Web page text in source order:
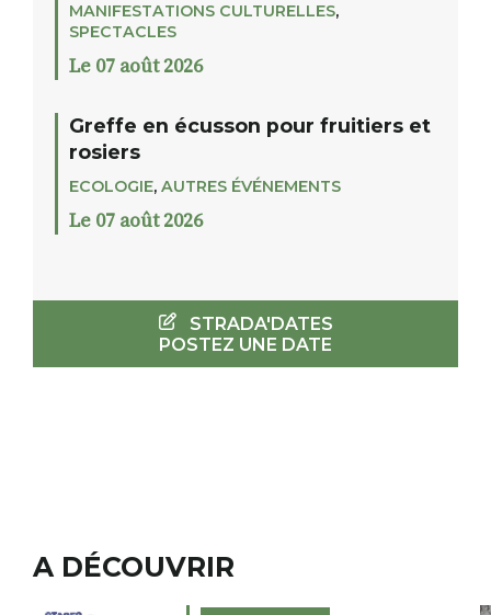
MANIFESTATIONS CULTURELLES,
SPECTACLES
Le 07 août 2026
Greffe en écusson pour fruitiers et
rosiers
ECOLOGIE, AUTRES ÉVÉNEMENTS
Le 07 août 2026
STRADA'DATES
POSTEZ UNE DATE
A DÉCOUVRIR